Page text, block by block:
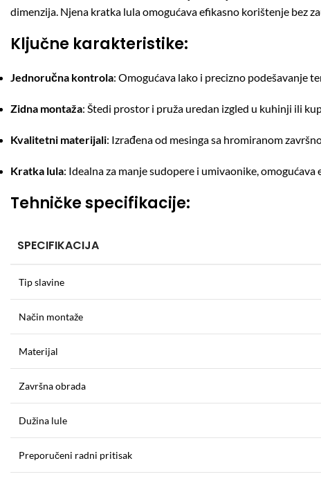
dimenzija. Njena kratka lula omogućava efikasno korištenje bez
Ključne karakteristike:
Jednoručna kontrola: Omogućava lako i precizno podešavanje
Zidna montaža: Štedi prostor i pruža uredan izgled u kuhinji ili
Kvalitetni materijali: Izrađena od mesinga sa hromiranom
Kratka lula: Idealna za manje sudopere i umivaonike,
Tehničke specifikacije:
SPECIFIKACIJA
Tip slavine
Način montaže
Materijal
Završna obrada
Dužina lule
Preporučeni radni pritisak